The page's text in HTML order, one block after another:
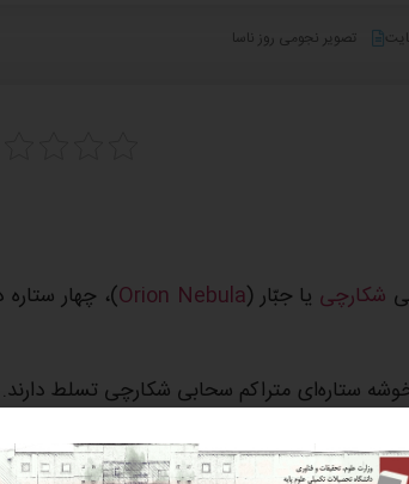
تصویر نجومی روز ناسا
شکارچی یا جبّار (Orion Nebula)، چهار ستاره
عمدتاً از درخشان‌ترین ستاره آن یعنیتتا